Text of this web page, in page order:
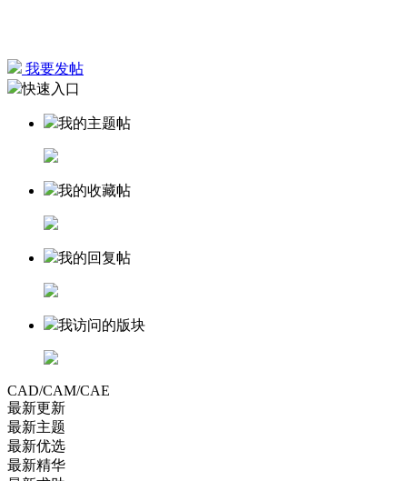
我要发帖
快速入口
我的主题帖
我的收藏帖
我的回复帖
我访问的版块
CAD/CAM/CAE
最新更新
最新主题
最新优选
最新精华